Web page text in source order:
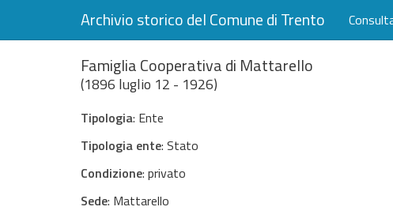
Archivio storico del Comune di Trento
Famiglia Cooperativa di Mattarello
(1896 luglio 12 - 1926)
Tipologia: Ente
Tipologia ente: Stato
Condizione: privato
Sede: Mattarello